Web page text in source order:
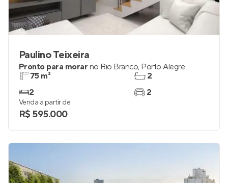
Paulino Teixeira
Pronto para morar no Rio Branco, Porto Alegre
75 m²
2
2
2
Venda a partir de
R$ 595.000